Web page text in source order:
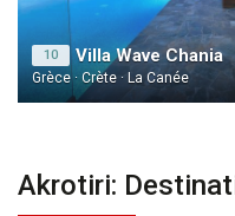
10 Villa Wave Chania
Grèce · Crète · La Canée
Akrotiri: